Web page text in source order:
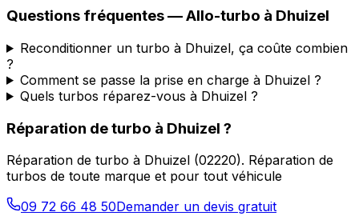
Questions fréquentes —Allo-turbo à Dhuizel
Reconditionner un turbo à Dhuizel, ça coûte combien
?
Comment se passe la prise en charge à Dhuizel ?
Quels turbos réparez-vous à Dhuizel ?
Réparation de turbo à Dhuizel ?
Réparation de turbo à Dhuizel (02220). Réparation de
turbos de toute marque et pour tout véhicule
09 72 66 48 50Demander un devis gratuit